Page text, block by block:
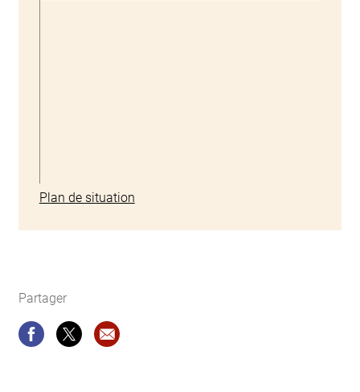
Plan de situation
Partager
PartagerPartagerRecommandation site web: Alimentation